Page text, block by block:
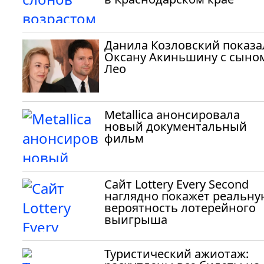
Данила Козловский
Оксану Акиньшину с
Лео
Metallica анонсировала
новый документальный
фильм
Сайт Lottery Every Second
наглядно покажет
вероятность лотерейного
выигрыша
Туристический ажиотаж: